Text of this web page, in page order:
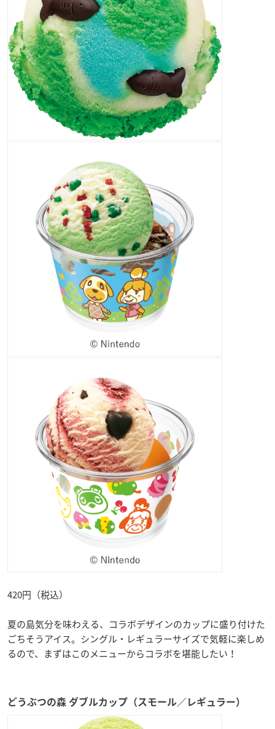
420円（税込）
夏の島気分を味わえる、コラボデザインのカップに盛り付けた
ごちそうアイス。シングル・レギュラーサイズで気軽に楽しめ
るので、まずはこのメニューからコラボを堪能したい！
どうぶつの森 ダブルカップ（スモール／レギュラー）